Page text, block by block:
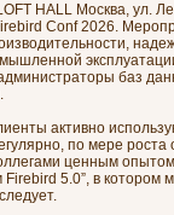
HALL Москва, ул.
Conf 2026.
баз
активно
по мере
ценным
5.0”, в котором